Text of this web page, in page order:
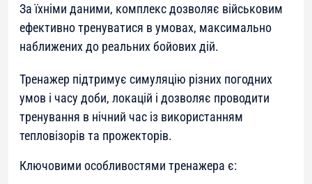
За їхніми даними, комплекс дозволяє військовим
ефективно тренуватися в умовах, максимально
наближених до реальних бойових дій.
Тренажер підтримує симуляцію різних погодних
умов і часу доби, локацій і дозволяє проводити
тренування в нічний час із використанням
тепловізорів та прожекторів.
Ключовими особливостями тренажера є: